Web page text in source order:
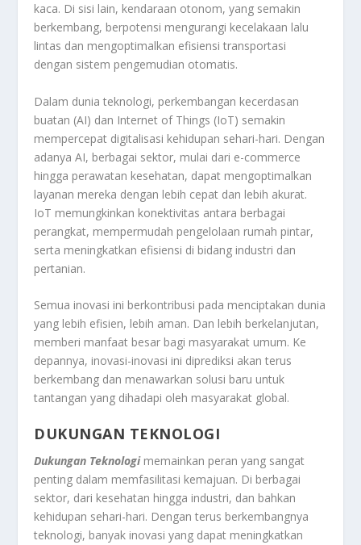
kaca. Di sisi lain, kendaraan otonom, yang semakin
berkembang, berpotensi mengurangi kecelakaan lalu
lintas dan mengoptimalkan efisiensi transportasi
dengan sistem pengemudian otomatis.
Dalam dunia teknologi, perkembangan kecerdasan
buatan (AI) dan Internet of Things (IoT) semakin
mempercepat digitalisasi kehidupan sehari-hari. Dengan
adanya AI, berbagai sektor, mulai dari e-commerce
hingga perawatan kesehatan, dapat mengoptimalkan
layanan mereka dengan lebih cepat dan lebih akurat.
IoT memungkinkan konektivitas antara berbagai
perangkat, mempermudah pengelolaan rumah pintar,
serta meningkatkan efisiensi di bidang industri dan
pertanian.
Semua inovasi ini berkontribusi pada menciptakan dunia
yang lebih efisien, lebih aman. Dan lebih berkelanjutan,
memberi manfaat besar bagi masyarakat umum. Ke
depannya, inovasi-inovasi ini diprediksi akan terus
berkembang dan menawarkan solusi baru untuk
tantangan yang dihadapi oleh masyarakat global.
DUKUNGAN TEKNOLOGI
Dukungan Teknologimemainkan peran yang sangat
penting dalam memfasilitasi kemajuan. Di berbagai
sektor, dari kesehatan hingga industri, dan bahkan
kehidupan sehari-hari. Dengan terus berkembangnya
teknologi, banyak inovasi yang dapat meningkatkan